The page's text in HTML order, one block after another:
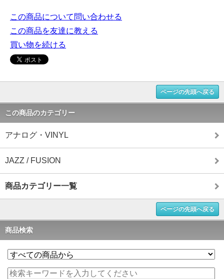
この商品について問い合わせる
この商品を友達に教える
買い物を続ける
ページの先頭へ戻る
この商品のカテゴリー
アナログ・VINYL
JAZZ / FUSION
商品カテゴリー一覧
ページの先頭へ戻る
商品検索